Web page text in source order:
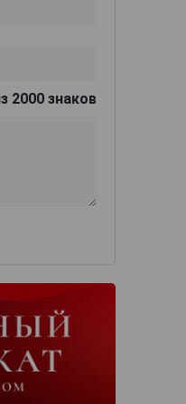
2000 знаков